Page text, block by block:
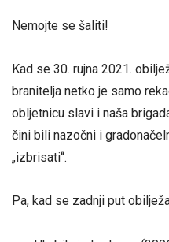
Nemojte se šaliti!
Kad se 30. rujna 2021.
branitelja netko je samo
obljetnicu slavi i naša
čini bili nazočni i
„izbrisati“.
Pa, kad se zadnji put